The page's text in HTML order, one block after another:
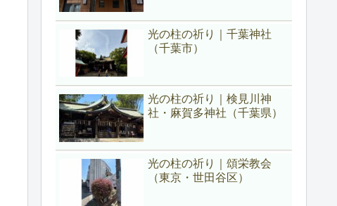
光の柱の祈り｜千葉神社
（千葉市）
光の柱の祈り｜検見川神
社・麻賀多神社（千葉県）
光の柱の祈り｜頌栄教会
（東京・世田谷区）